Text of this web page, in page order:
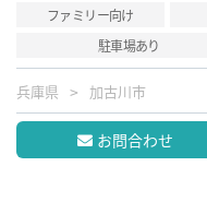
ファミリー向け
駐車場あり
兵庫県 加古川市
お問合わせ